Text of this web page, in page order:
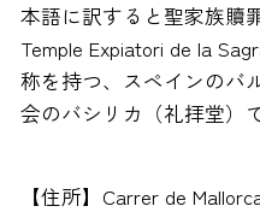
本語に訳すると聖家族贖
Temple Expiatori de la
称を持つ、スペインのバ
会のバシリカ（礼拝堂）
【住所】Carrer de